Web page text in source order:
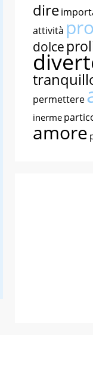
dire
attività
dolce
permettere
inerme
amore